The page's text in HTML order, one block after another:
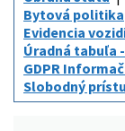
Bytová politika
Evidencia
Úradná tabuľa
GDPR
Slobodný